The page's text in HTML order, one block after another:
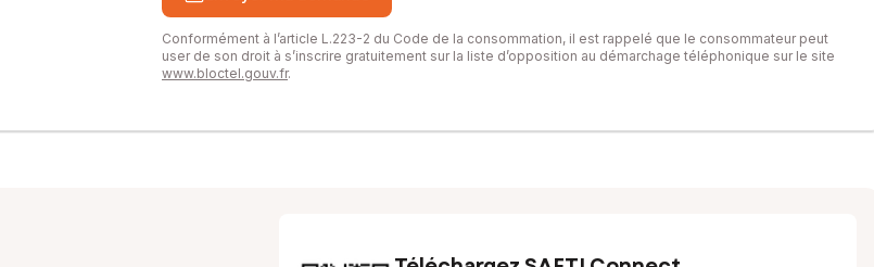
Conformément à l’article L.223-2 du Code de la consommation, il est rappelé que le consommateur peut
user de son droit à s’inscrire gratuitement sur la liste d’opposition au démarchage téléphonique sur le site
www.bloctel.gouv.fr.